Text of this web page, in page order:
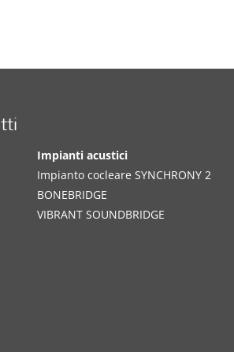
Impianti acustici
Impianto cocleare SYNCHRONY 2
BONEBRIDGE
VIBRANT SOUNDBRIDGE